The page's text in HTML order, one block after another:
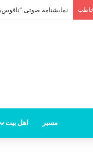
نمایشنامه صوتی
مسیر اهل بیت